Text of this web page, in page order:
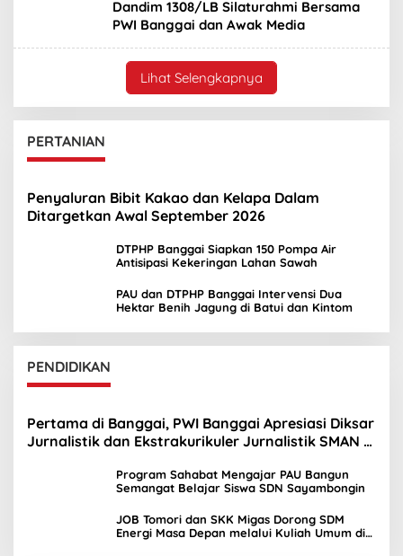
Dandim 1308/LB Silaturahmi Bersama
PWI Banggai dan Awak Media
Lihat Selengkapnya
PERTANIAN
Penyaluran Bibit Kakao dan Kelapa Dalam
Ditargetkan Awal September 2026
DTPHP Banggai Siapkan 150 Pompa Air
Antisipasi Kekeringan Lahan Sawah
PAU dan DTPHP Banggai Intervensi Dua
Hektar Benih Jagung di Batui dan Kintom
PENDIDIKAN
Pertama di Banggai, PWI Banggai Apresiasi Diksar
Jurnalistik dan Ekstrakurikuler Jurnalistik SMAN 1
Program Sahabat Mengajar PAU Bangun
Semangat Belajar Siswa SDN Sayambongin
JOB Tomori dan SKK Migas Dorong SDM
Energi Masa Depan melalui Kuliah Umum di